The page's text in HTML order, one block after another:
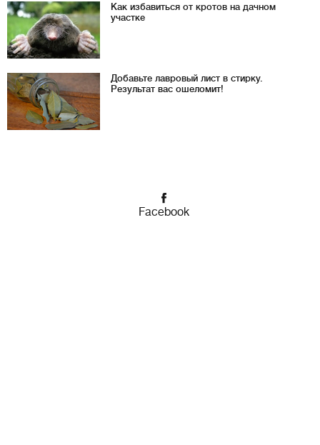
Как избавиться от кротов на дачном
участке
Добавьте лавровый лист в стирку.
Результат вас ошеломит!
Facebook